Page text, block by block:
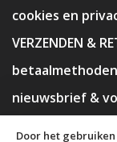
cookies en
VERZENDEN &
betaalmethoden
nieuwsbrief &
Door het